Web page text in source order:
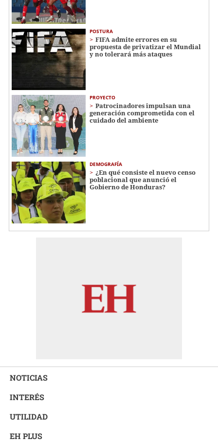
POSTURA
FIFA admite errores en su
propuesta de privatizar el Mundial
y no tolerará más ataques
PROYECTO
Patrocinadores impulsan una
generación comprometida con el
cuidado del ambiente
DEMOGRAFÍA
¿En qué consiste el nuevo censo
poblacional que anunció el
Gobierno de Honduras?
NOTICIAS
INTERÉS
UTILIDAD
EH PLUS